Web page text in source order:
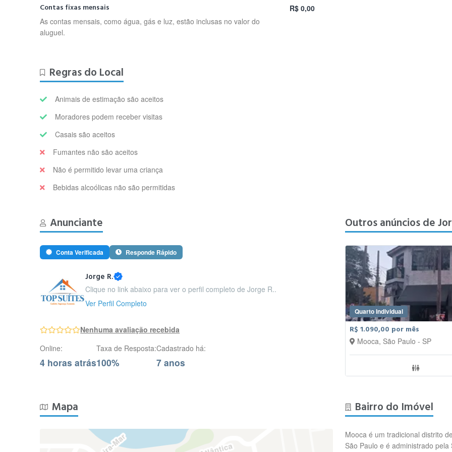
Contas fixas mensais
As contas mensais, como água, gás e luz, estão inclusas no valor do
aluguel.
R$ 0,00
Regras do Local
Animais de estimação são aceitos
Moradores podem receber visitas
Casais são aceitos
Fumantes não são aceitos
Não é permitido levar uma criança
Bebidas alcoólicas não são permitidas
Anunciante
Conta Verificada Responde Rápido
Jorge R.
Clique no link abaixo para ver o perfil completo de Jorge R..
Ver Perfil Completo
Nenhuma avaliação recebida
Online:
4 horas atrás
Taxa de Resposta:
100%
Cadastrado há:
7 anos
Outros anúncios de
Quarto Individual
R$ 1.090,00 por mês
Mooca, São Paulo - SP
Mapa Bairro do Imóvel
Mooca é um tradicional distrito
São Paulo e é administrado